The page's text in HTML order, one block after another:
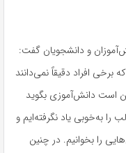
و دانشجویان گفت:
افراد دقیقاً نمی‌دانند
است دانش‌آموزی بگوید
به‌خوبی یاد نگرفته‌ایم و
را بخوانیم. در چنین